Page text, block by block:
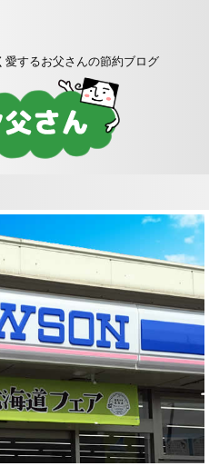
愛するお父さんの節約ブログ